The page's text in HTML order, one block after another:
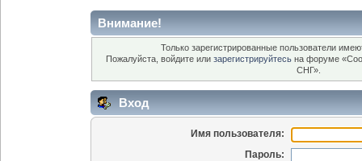
Внимание!
Только зарегистрированные пользователи
Пожалуйста, войдите или зарегистрируйтесь на форуме
СНГ».
Вход
Имя пользователя:
Пароль: